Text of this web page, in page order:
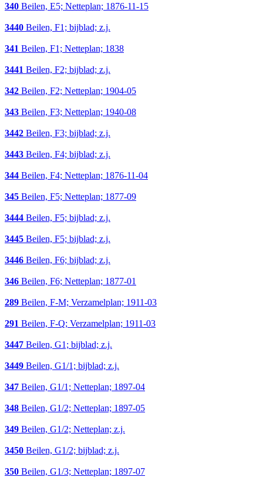
340 Beilen, E5; Netteplan; 1876-11-15
3440 Beilen, F1; bijblad; z.j.
341 Beilen, F1; Netteplan; 1838
3441 Beilen, F2; bijblad; z.j.
342 Beilen, F2; Netteplan; 1904-05
343 Beilen, F3; Netteplan; 1940-08
3442 Beilen, F3; bijblad; z.j.
3443 Beilen, F4; bijblad; z.j.
344 Beilen, F4; Netteplan; 1876-11-04
345 Beilen, F5; Netteplan; 1877-09
3444 Beilen, F5; bijblad; z.j.
3445 Beilen, F5; bijblad; z.j.
3446 Beilen, F6; bijblad; z.j.
346 Beilen, F6; Netteplan; 1877-01
289 Beilen, F-M; Verzamelplan; 1911-03
291 Beilen, F-Q; Verzamelplan; 1911-03
3447 Beilen, G1; bijblad; z.j.
3449 Beilen, G1/1; bijblad; z.j.
347 Beilen, G1/1; Netteplan; 1897-04
348 Beilen, G1/2; Netteplan; 1897-05
349 Beilen, G1/2; Netteplan; z.j.
3450 Beilen, G1/2; bijblad; z.j.
350 Beilen, G1/3; Netteplan; 1897-07